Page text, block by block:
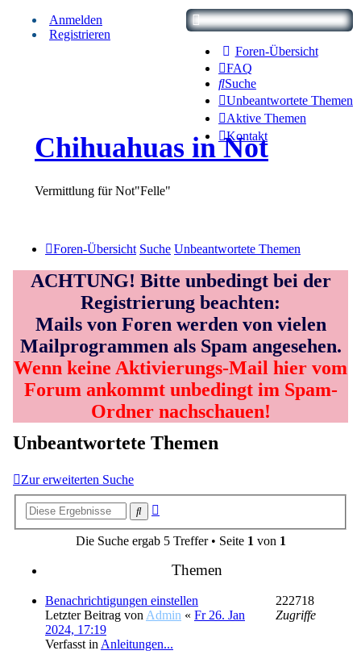
Foren-Übersicht
FAQ
Suche
Unbeantwortete Themen
Aktive Themen
Kontakt
Anmelden
Registrieren
Chihuahuas in Not
Vermittlung für Not"Felle"
Foren-Übersicht Suche Unbeantwortete Themen
ACHTUNG! Bitte unbedingt bei der
Registrierung beachten:
Mails von Foren werden von vielen
Mailprogrammen als Spam angesehen.
Wenn keine Aktivierungs-Mail hier vom
Forum ankommt unbedingt im Spam-
Ordner nachschauen!
Unbeantwortete Themen
Zur erweiterten Suche
Suche
Die Suche ergab 5 Treffer • Seite 1 von 1
Themen
Benachrichtigungen einstellen
Letzter Beitrag von Admin « Fr 26. Jan
2024, 17:19
Verfasst in Anleitungen...
222718
Zugriffe